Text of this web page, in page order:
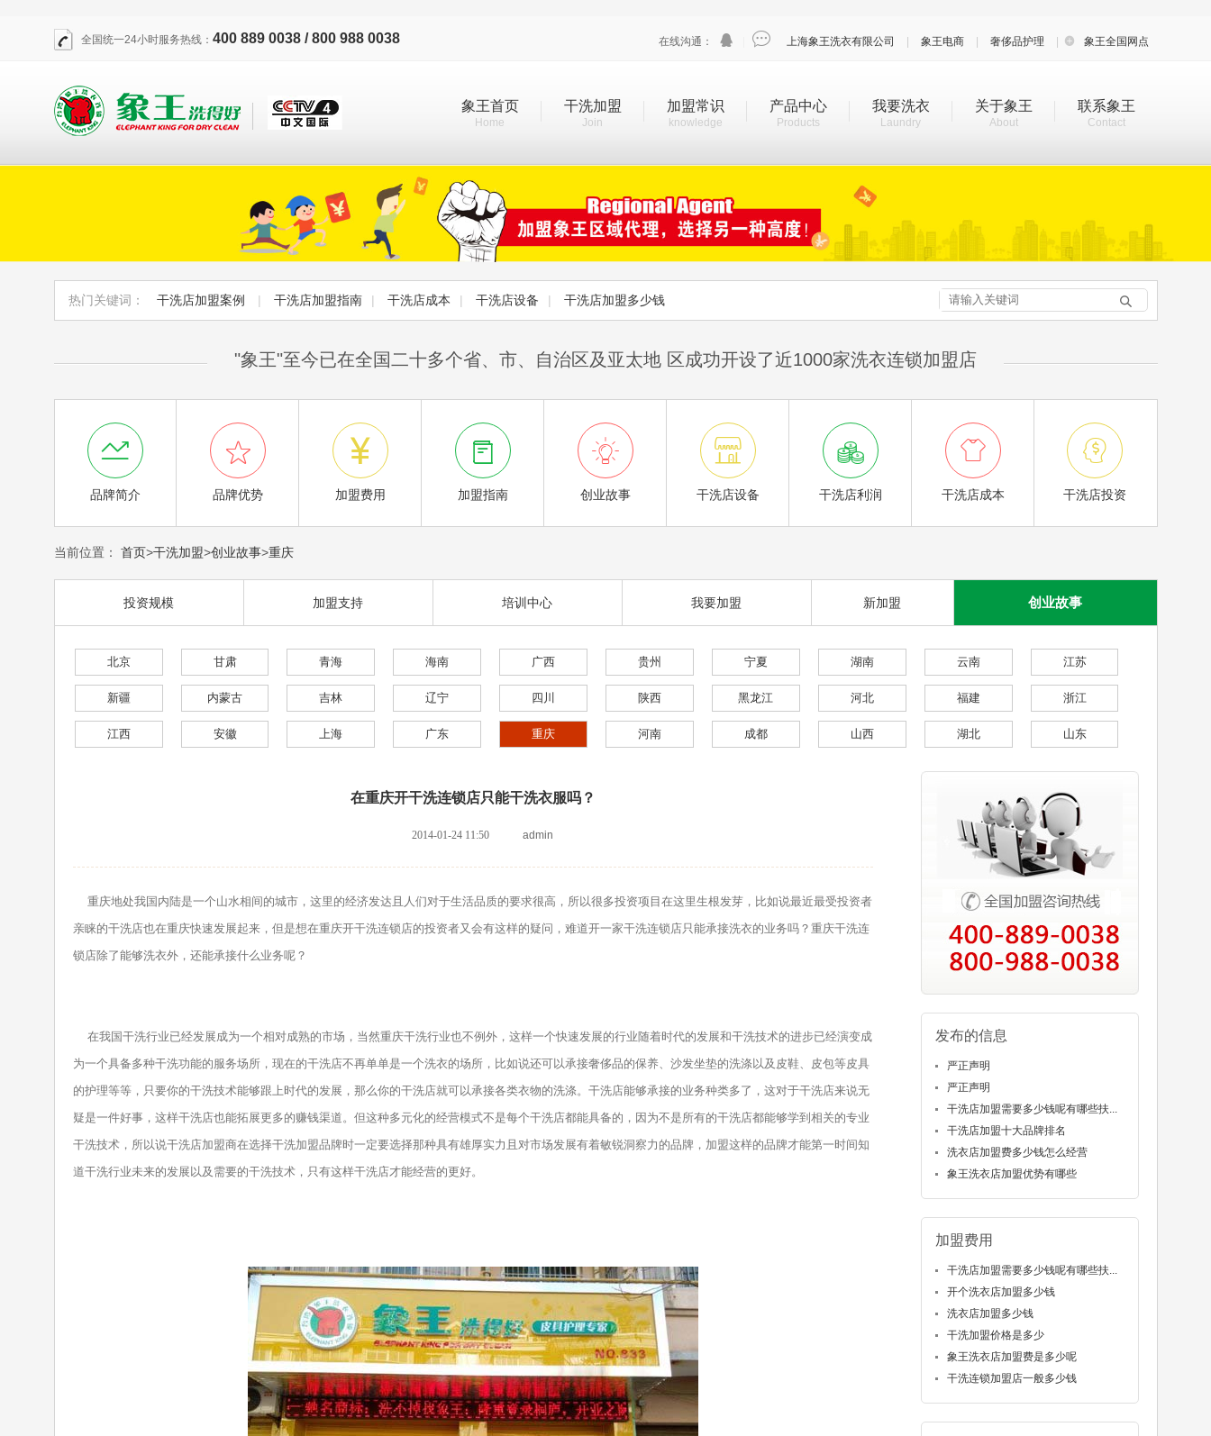
全国统一24小时服务热线： 400 889 0038 / 800 988 0038 在线沟通：   上海象王洗衣有限公司 象王电商 奢侈品护理  象王全国网点
象王首页
Home
干洗加盟
Join
加盟常识
knowledge
产品中心
Products
我要洗衣
Laundry
关于象王
About
联系象王
Contact
热门关键词： 干洗店加盟案例 | 干洗店加盟指南 | 干洗店成本 | 干洗店设备 | 干洗店加盟多少钱 
"象王"至今已在全国二十多个省、市、自治区及亚太地 区成功开设了近1000家洗衣连锁加盟店

品牌简介

品牌优势

加盟费用

加盟指南

创业故事

干洗店设备

干洗店利润

干洗店成本

干洗店投资
当前位置： 首页>干洗加盟>创业故事>重庆
投资规模 加盟支持 培训中心 我要加盟 新加盟 创业故事
北京 甘肃 青海 海南 广西 贵州 宁夏 湖南 云南 江苏
新疆 内蒙古 吉林 辽宁 四川 陕西 黑龙江 河北 福建 浙江
江西 安徽 上海 广东 重庆 河南 成都 山西 湖北 山东
在重庆开干洗连锁店只能干洗衣服吗？
2014-01-24 11:50 admin
重庆地处我国内陆是一个山水相间的城市，这里的经济发达且人们对于生活品质的要求很高，所以很多投资项目在这里生根发芽，比如说最近最受投资者
亲睐的干洗店也在重庆快速发展起来，但是想在重庆开干洗连锁店的投资者又会有这样的疑问，难道开一家干洗连锁店只能承接洗衣的业务吗？重庆干洗连
锁店除了能够洗衣外，还能承接什么业务呢？
在我国干洗行业已经发展成为一个相对成熟的市场，当然重庆干洗行业也不例外，这样一个快速发展的行业随着时代的发展和干洗技术的进步已经演变成
为一个具备多种干洗功能的服务场所，现在的干洗店不再单单是一个洗衣的场所，比如说还可以承接奢侈品的保养、沙发坐垫的洗涤以及皮鞋、皮包等皮具
的护理等等，只要你的干洗技术能够跟上时代的发展，那么你的干洗店就可以承接各类衣物的洗涤。干洗店能够承接的业务种类多了，这对于干洗店来说无
疑是一件好事，这样干洗店也能拓展更多的赚钱渠道。但这种多元化的经营模式不是每个干洗店都能具备的，因为不是所有的干洗店都能够学到相关的专业
干洗技术，所以说干洗店加盟商在选择干洗加盟品牌时一定要选择那种具有雄厚实力且对市场发展有着敏锐洞察力的品牌，加盟这样的品牌才能第一时间知
道干洗行业未来的发展以及需要的干洗技术，只有这样干洗店才能经营的更好。
发布的信息
严正声明
严正声明
干洗店加盟需要多少钱呢有哪些扶...
干洗店加盟十大品牌排名
洗衣店加盟费多少钱怎么经营
象王洗衣店加盟优势有哪些
加盟费用
干洗店加盟需要多少钱呢有哪些扶...
开个洗衣店加盟多少钱
洗衣店加盟多少钱
干洗加盟价格是多少
象王洗衣店加盟费是多少呢
干洗连锁加盟店一般多少钱